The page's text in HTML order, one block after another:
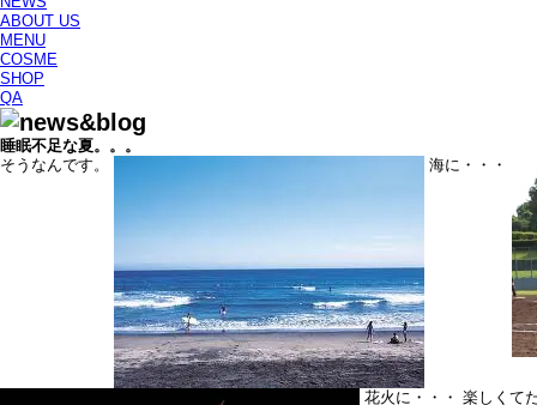
ABOUT US
MENU
COSME
SHOP
QA
睡眠不足な夏。。。
そうなんです。
海に・・・
花火に・・・ 楽しくて